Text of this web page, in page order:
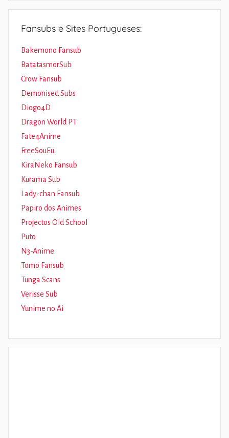
Fansubs e Sites Portugueses:
Bakemono Fansub
BatatasmorSub
Crow Fansub
Demonised Subs
Diogo4D
Dragon World PT
Fate4Anime
FreeSouEu
KiraNeko Fansub
Kurama Sub
Lady-chan Fansub
Papiro dos Animes
Projectos Old School
Puto
N3-Anime
Tomo Fansub
Tunga Scans
Verisse Sub
Yunime no Ai